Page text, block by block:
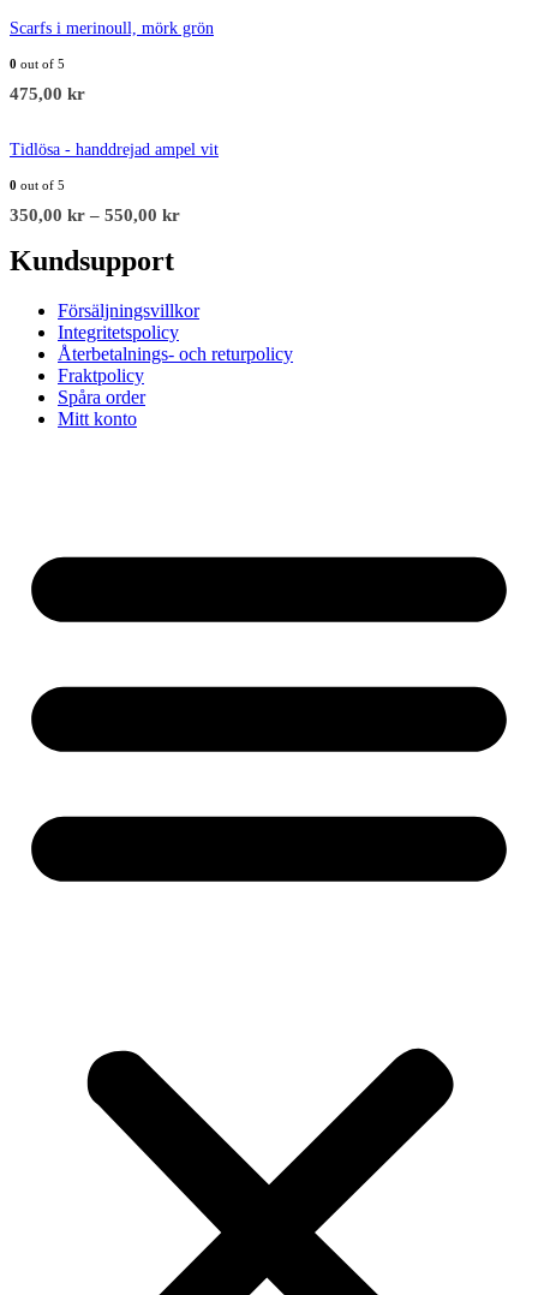
Scarfs i merinoull, mörk grön
0 out of 5
475,00 kr
Tidlösa - handdrejad ampel vit
0 out of 5
350,00 kr – 550,00 kr
Kundsupport
Försäljningsvillkor
Integritetspolicy
Återbetalnings- och returpolicy
Fraktpolicy
Spåra order
Mitt konto